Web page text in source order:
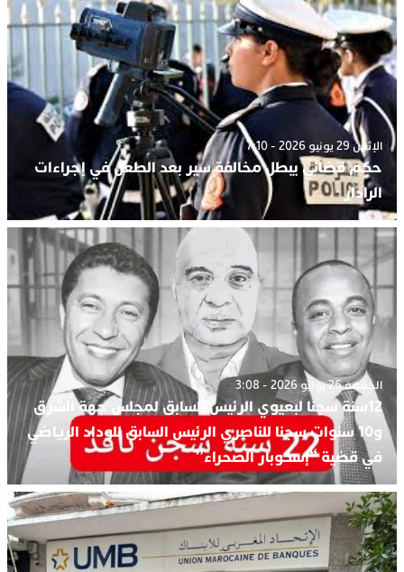
الإثنين 29 يونيو 2026 - 7:10
حكم قضائي يبطل مخالفة سير بعد الطعن في إجراءات
الرادار
الجمعة 26 يونيو 2026 - 3:08
12سنة سجنا لبعيوي الرئيس السابق لمجلس جهة الشرق
و10 سنوات سجنا للناصري الرئيس السابق للوداد الرياضي
في قضية “إسكوبار الصحراء”